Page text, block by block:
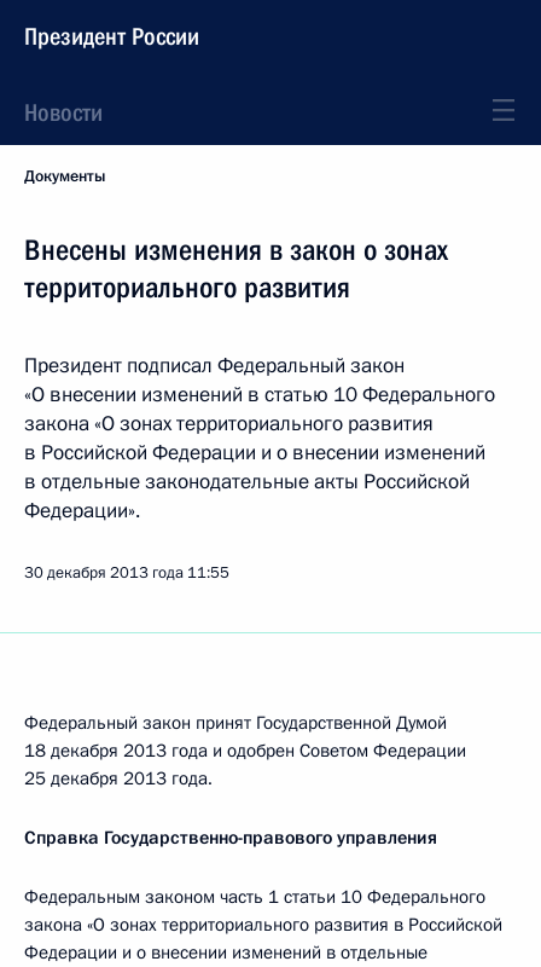
Президент России
Новости
Документы
Внесены изменения в закон о зонах
территориального развития
Президент подписал Федеральный закон
«О внесении изменений в статью 10 Федерального
закона «О зонах территориального развития
в Российской Федерации и о внесении изменений
в отдельные законодательные акты Российской
Федерации».
30 декабря 2013 года 11:55
Федеральный закон принят Государственной Думой
18 декабря 2013 года и одобрен Советом Федерации
25 декабря 2013 года.
Справка Государственно-правового управления
Федеральным законом часть 1 статьи 10 Федерального
закона «О зонах территориального развития в Российской
Федерации и о внесении изменений в отдельные